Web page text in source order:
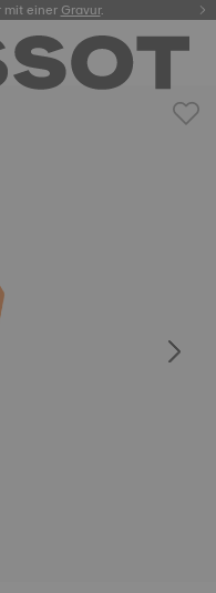
mit einerGravur.
hier.